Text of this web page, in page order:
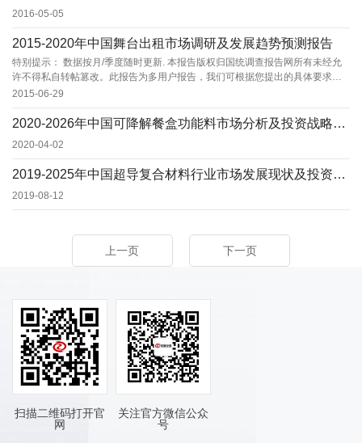
2016-05-05
2015-2020年中国舞台出租市场调研及发展趋势预测报告
特别提示： 数据按月/季度随时更新. 本报告版权归国统调查报告网所有未经允
许不得私自转帖篡改。此报告为多用户报告，我们可根据您提出的具体要求，
重新修订报告内容，在此目录的基础上更多满足您的需求。（具体目录来电索
取）
2015-06-29
2020-2026年中国可降解餐盒功能料市场分析及投资战略研究预测可行性报告
2020-04-02
2019-2025年中国超导复合材料行业市场发展现状及投资前景预测报告
2019-08-12
上一页 下一页
扫描二维码打开官
网
关注官方微信公众
号